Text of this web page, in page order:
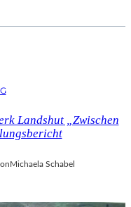
R
I
H
S
F
S
Landshut „Zwischen
Michaela Schabel